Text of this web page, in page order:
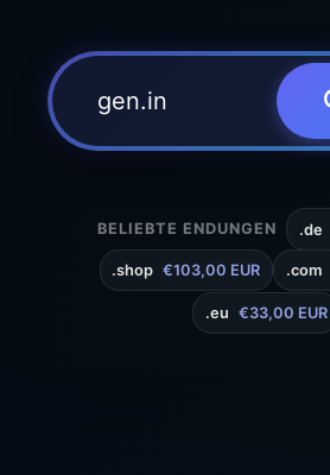
BELIEBTE ENDUNGEN .de
.shop €103,00 EUR .com
.eu €33,00 EUR